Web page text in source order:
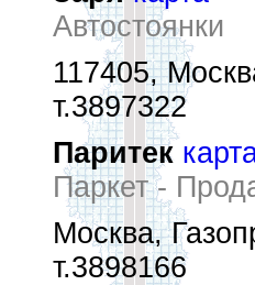
Автостоянки
117405,
т.3897322
Паритек
Паркет -
Москва,
т.3898166